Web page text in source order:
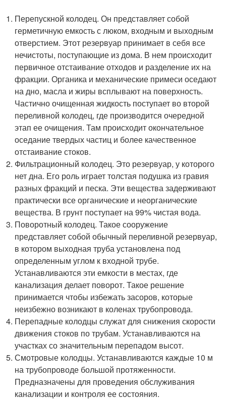
Перепускной колодец. Он представляет собой
герметичную емкость с люком, входным и выходным
отверстием. Этот резервуар принимает в себя все
нечистоты, поступающие из дома. В нем происходит
первичное отстаивание отходов и разделение их на
фракции. Органика и механические примеси оседают
на дно, масла и жиры всплывают на поверхность.
Частично очищенная жидкость поступает во второй
переливной колодец, где производится очередной
этап ее очищения. Там происходит окончательное
оседание твердых частиц и более качественное
отстаивание стоков.
Фильтрационный колодец. Это резервуар, у которого
нет дна. Его роль играет толстая подушка из гравия
разных фракций и песка. Эти вещества задерживают
практически все органические и неорганические
вещества. В грунт поступает на 99% чистая вода.
Поворотный колодец. Такое сооружение
представляет собой обычный переливной резервуар,
в котором выходная труба установлена под
определенным углом к входной трубе.
Устанавливаются эти емкости в местах, где
канализация делает поворот. Такое решение
принимается чтобы избежать засоров, которые
неизбежно возникают в коленах трубопровода.
Перепадные колодцы служат для снижения скорости
движения стоков по трубам. Устанавливаются на
участках со значительным перепадом высот.
Смотровые колодцы. Устанавливаются каждые 10 м
на трубопроводе большой протяженности.
Предназначены для проведения обслуживания
канализации и контроля ее состояния.